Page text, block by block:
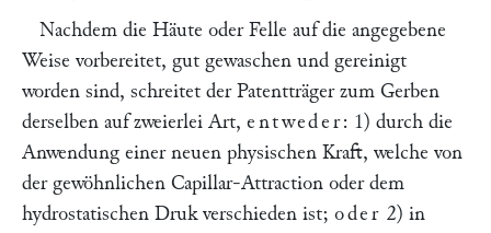
Nachdem die Häute oder Felle auf die angegebene
Weise vorbereitet, gut gewaschen und gereinigt
worden sind, schreitet der Patentträger zum Gerben
derselben auf zweierlei Art, entweder: 1) durch die
Anwendung einer neuen physischen Kraft, welche von
der gewöhnlichen Capillar-Attraction oder dem
hydrostatischen Druk verschieden ist; oder 2) in